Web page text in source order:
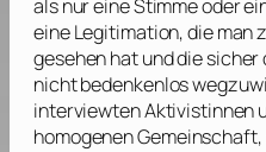
als nur eine Stimme oder
eine Legitimation, die man
gesehen hat und die
nicht bedenkenlos
interviewten Aktivistinnen
homogenen